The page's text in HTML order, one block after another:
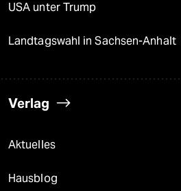
USA unter Trump
Landtagswahl in Sachsen-Anhalt
Verlag
Aktuelles
Hausblog